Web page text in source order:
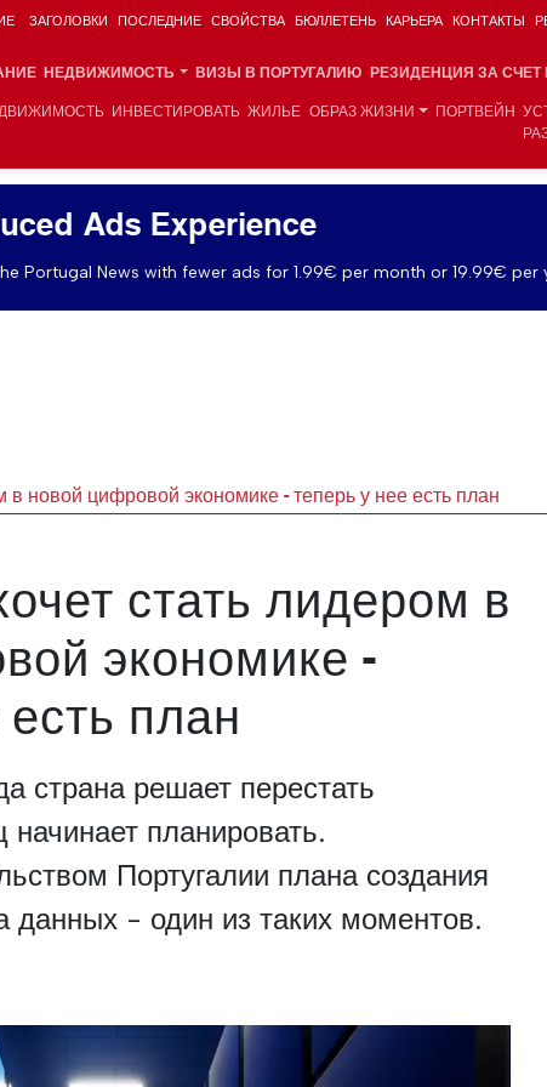
ЗАГОЛОВКИ ПОСЛЕДНИЕ СВОЙСТВА БЮЛЛЕТЕНЬ КАРЬЕРА КОНТАКТЫ
НЕДВИЖИМОСТЬ ВИЗЫ В ПОРТУГАЛИЮ РЕЗИДЕНЦИЯ ЗА
ИНВЕСТИРОВАТЬ ЖИЛЬЕ ОБРАЗ ЖИЗНИ ПОРТВЕЙН
Ads Experience
Portugal News with fewer ads for 1.99€ per month or 19.99€ per
в новой цифровой экономике - теперь у нее есть план
стать лидером в
экономике -
план
страна решает перестать
начинает планировать.
Португалии плана создания
данных - один из таких моментов.